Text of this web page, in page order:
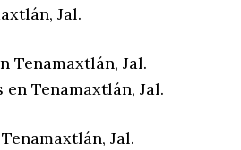
Jal.
Tenamaxtlán, Jal.
Tenamaxtlán, Jal.
Jal.